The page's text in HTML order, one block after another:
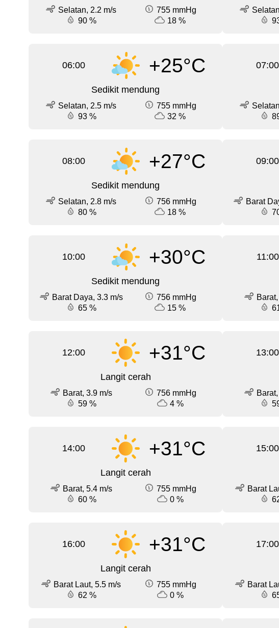
Selatan, 2.2 m/s
755 mmHg
90 %
18 %
06:00 +25°C
Sedikit mendung
Selatan, 2.5 m/s
755 mmHg
93 %
32 %
07:00
08:00 +27°C
Sedikit mendung
Selatan, 2.8 m/s
756 mmHg
80 %
18 %
09:00
Barat
10:00 +30°C
Sedikit mendung
Barat Daya, 3.3 m/s
756 mmHg
65 %
15 %
11:00
12:00 +31°C
Langit cerah
Barat, 3.9 m/s
756 mmHg
59 %
4 %
13:00
14:00 +31°C
Langit cerah
Barat, 5.4 m/s
755 mmHg
60 %
0 %
15:00
Barat
16:00 +31°C
Langit cerah
Barat Laut, 5.5 m/s
755 mmHg
62 %
0 %
17:00
Barat